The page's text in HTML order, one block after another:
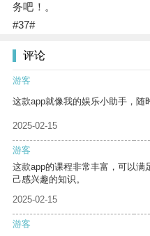
务吧！。
#37#
评论
游客
这款app就像我的娱乐小助手，随
2025-02-15
游客
这款app的课程非常丰富，可以满
己感兴趣的知识。
2025-02-15
游客